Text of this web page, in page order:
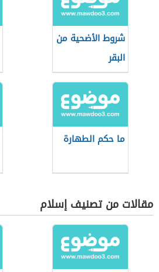
شروط الأضحية من
البقر
ما حكم الطهارة
مقالات من تصنيف إسلام